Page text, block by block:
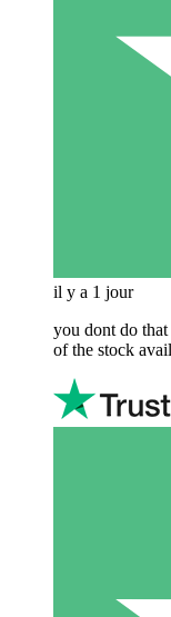
il y a 1 jour
you dont do
of the stock